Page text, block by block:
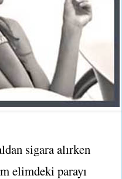
sigara alırken
elimdeki parayı